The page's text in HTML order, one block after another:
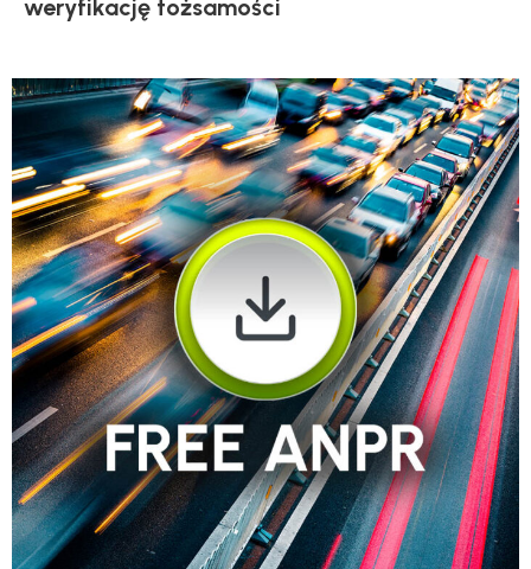
weryfikację tożsamości